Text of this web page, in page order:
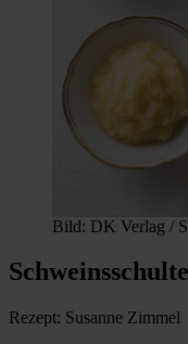
Bild: DK Verlag /
Rezept: Susanne Zimmel